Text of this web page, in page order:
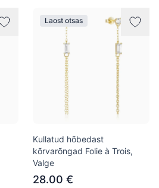
Laost otsas
Kullatud hõbedast
kõrvarõngad Folie à Trois,
Valge
28.00 €